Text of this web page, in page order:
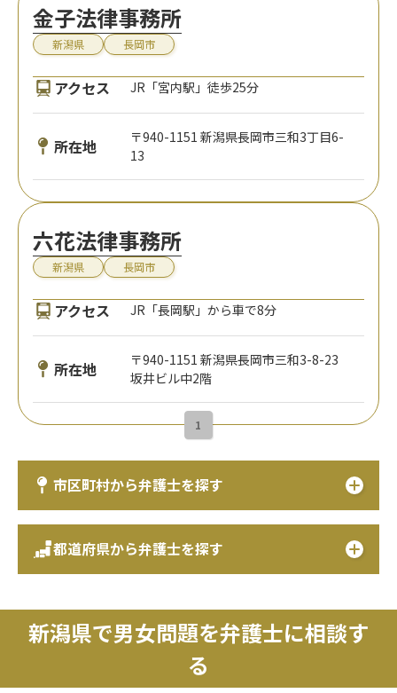
金子法律事務所
新潟県 長岡市
アクセス JR「宮内駅」徒歩25分
所在地
〒940-1151 新潟県長岡市三和3丁目6-
13
六花法律事務所
新潟県 長岡市
アクセス JR「長岡駅」から車で8分
所在地
〒940-1151 新潟県長岡市三和3-8-23
坂井ビル中2階
1
市区町村から弁護士を探す
都道府県から弁護士を探す
新潟県で男女問題を弁護士に相談す
る